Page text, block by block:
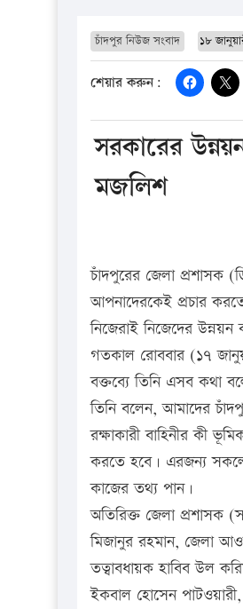
চাঁদপুর নিউজ সংবাদ ১৮
শেয়ার করুন:
সরকারের
মজলিশ
চাঁদপুরের জেলা প্রশাসক
আপনাদেরকেই প্রচার
নিজেরাই নিজেদের
গতকাল রোববার (১৭
বক্তব্যে তিনি এসব কথা
তিনি বলেন, আমাদের
রক্ষাকারী বাহিনীর কী
করতে হবে। এরজন্য
কাজের তথ্য পান।
অতিরিক্ত জেলা প্রশাসক
মিজানুর রহমান, জেলা
তত্বাবধায়ক হাবিব উল
ইকবাল হোসেন